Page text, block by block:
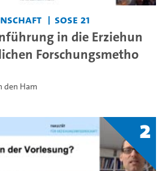
SoSe 21
in die Erziehun
Forschungsmetho
den Ham
2